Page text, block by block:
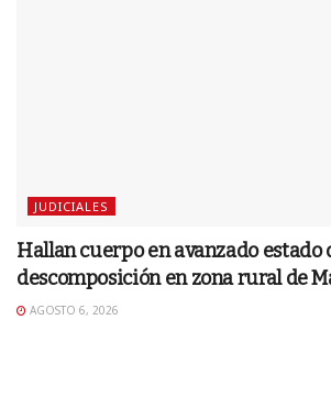
JUDICIALES
Hallan cuerpo en avanzado estado
descomposición en zona rural de
AGOSTO 6, 2026